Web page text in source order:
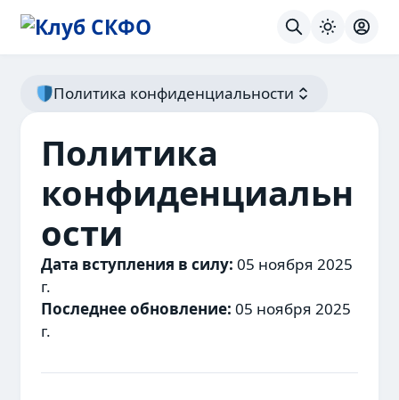
ПоискТемаВход
Политика конфиденциальности
Политика
конфиденциальн
ости
Дата вступления в силу: 05 ноября 2025
г.
Последнее обновление: 05 ноября 2025
г.